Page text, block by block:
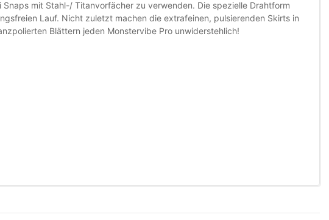
mit Stahl-/ Titanvorfächer zu verwenden. Die spezielle Drahtform
Lauf. Nicht zuletzt machen die extrafeinen, pulsierenden Skirts in
Blättern jeden Monstervibe Pro unwiderstehlich!